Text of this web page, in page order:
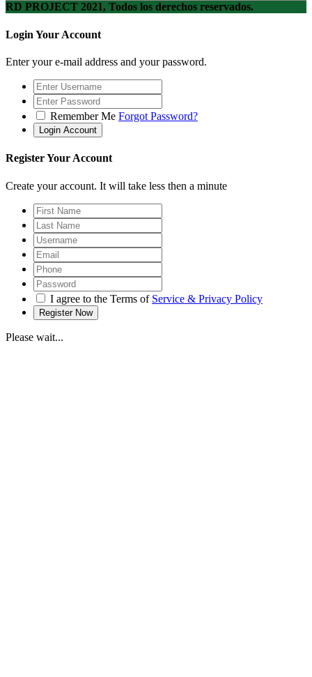
RD PROJECT 2021, Todos los derechos reservados.
Login Your Account
Enter your e-mail address and your password.
Remember Me Forgot Password?
Register Your Account
Create your account. It will take less then a minute
I agree to the Terms of Service & Privacy Policy
Please wait...